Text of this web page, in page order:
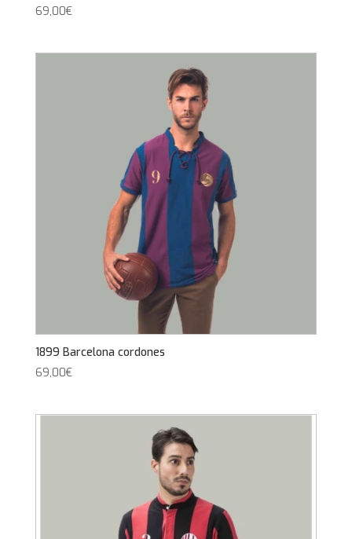
69,00€
1899 Barcelona cordones
69,00€